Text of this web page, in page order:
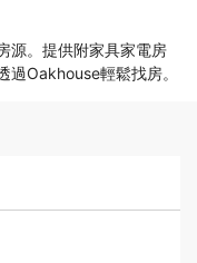
源。提供附家具家電房
Oakhouse輕鬆找房。